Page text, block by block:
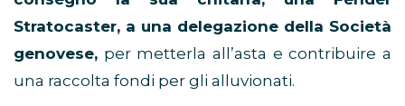
Stratocaster, a una delegazione della Società
genovese, per metterla all’asta e contribuire a
una raccolta fondi per gli alluvionati.